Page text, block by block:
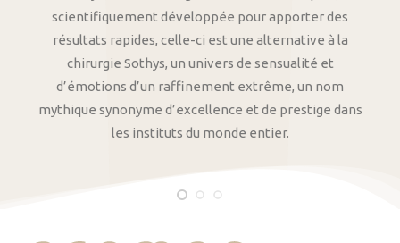
scientifiquement développée pour apporter des
résultats rapides, celle-ci est une alternative à la
chirurgie Sothys, un univers de sensualité et
d’émotions d’un raffinement extrême, un nom
mythique synonyme d’excellence et de prestige dans
les instituts du monde entier.